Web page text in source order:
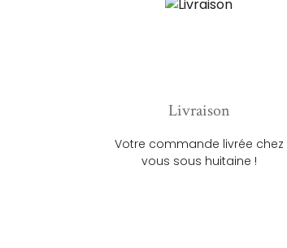
Livraison
Votre commande livrée chez
vous sous huitaine !